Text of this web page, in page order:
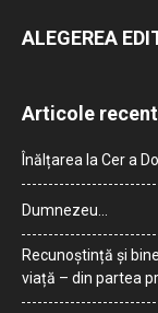
ALEGEREA
Articole
Înălțarea la Cer a
Dumnezeu…
Recunoștință și
viață – din partea